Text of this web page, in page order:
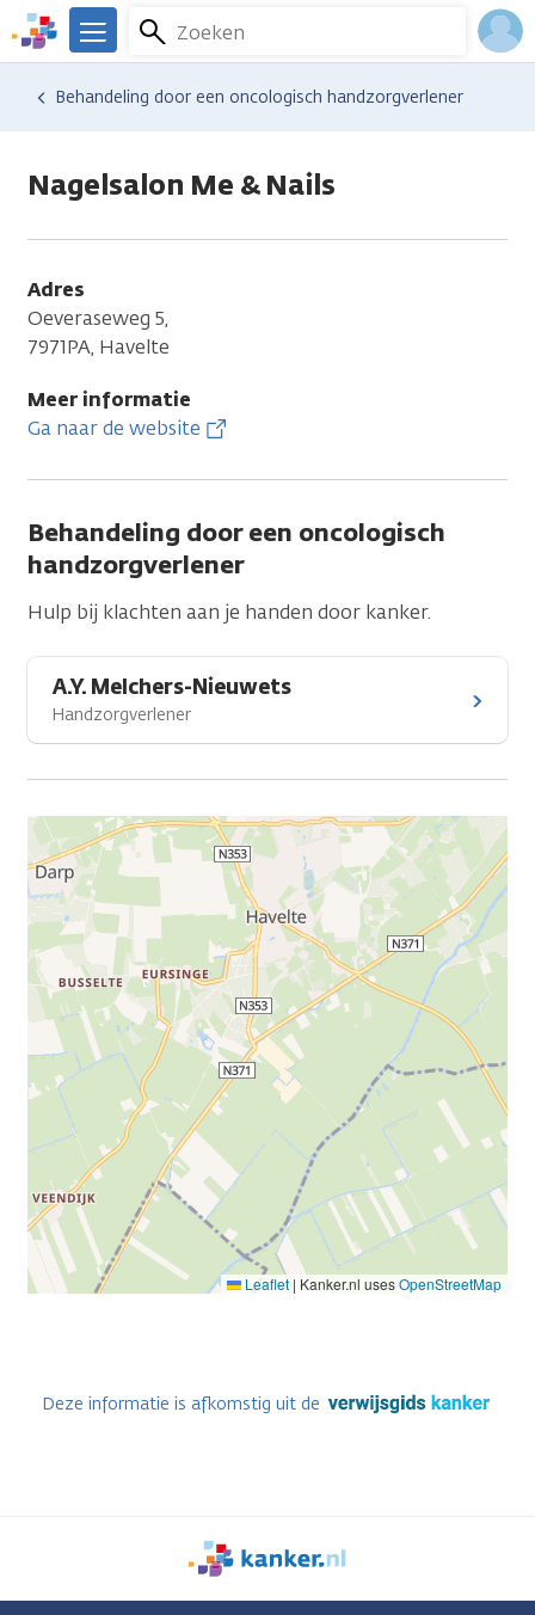
Overslaan
en
naar
We
er
Kanker.nl
Zoeken
Menu
Hulp en ondersteuning
Vind hulp bij kanker
Behandeling door een oncologisch handzorgverlener
Nagelsalon Me & Nails
Adres
Oeveraseweg 5,
7971PA, Havelte
Meer informatie
Ga naar de website
Behandeling door een oncologisch
handzorgverlener
Hulp bij klachten aan je handen door kanker.
A.Y. Melchers-Nieuwets
Handzorgverlener
Leaflet | Kanker.nl usesOpenStreetMap
Deze informatie is afkomstig uit de
We
zijn